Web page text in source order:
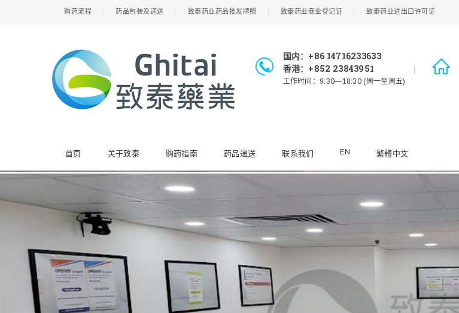
购药流程 药品包装及递送 致泰药业药品批发牌照 致泰药业商业登记证 致泰药业进出口许可证
国内：+86 14716233633
香港：+852 23843951
工作时间：9:30—18:30 (周一至周五)
首页 关于致泰 购药指南 药品递送 联系我们 EN 繁體中文